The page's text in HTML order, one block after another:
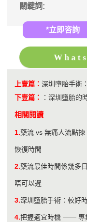
關鍵詞:
*立即咨詢
上壹篇： 深圳墮胎手術
下壹篇：
： 深圳墮胎的
相關閱讀
1.藥流 vs 無痛人流點
恢復時間
2.藥流最佳時間係幾多
唔可以遲
3.深圳墮胎手術：較好
4.把握適宜時機 —— 專